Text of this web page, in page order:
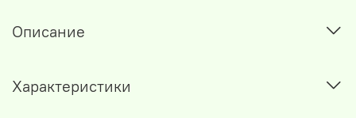
Описание
Характеристики